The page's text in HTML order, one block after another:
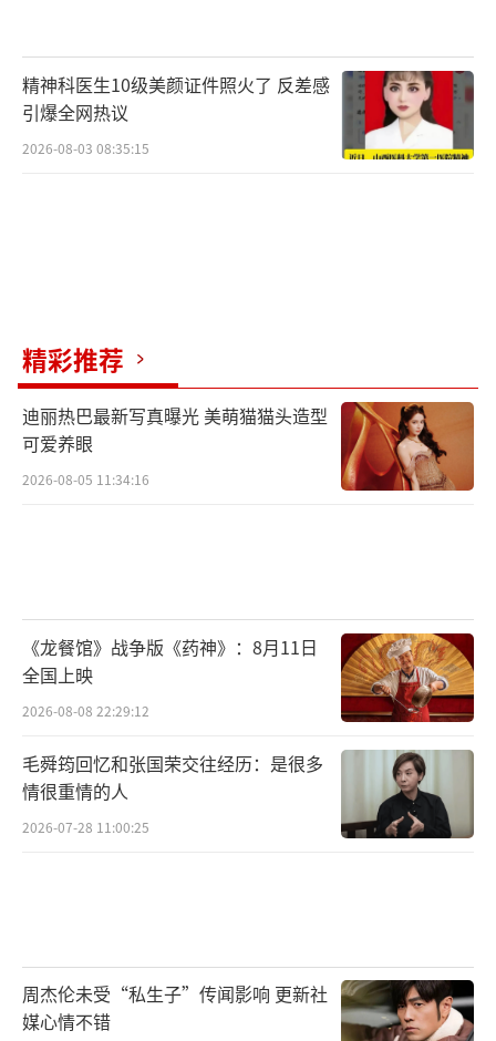
子，街头飙车紧张刺激的氛围必定会点燃夏日
观影热情。
释彦能挑战急速飙车动作场面窒息过瘾
作为嵩山少林寺第32代弟子，习武十一
腿”苦力强。之后他还参演了《导火线》《新
少林寺》等多部经典动作大片。本次他亲自导
演并主演《断卡风暴》解锁飙车技能点，改装
跑车引擎轰鸣的生死竞速堪称相当给力！
精神科医生10级美颜证件照火了 反差感
引爆全网热议
2026-08-03 08:35:15
精彩推荐
迪丽热巴最新写真曝光 美萌猫猫头造型
可爱养眼
2026-08-05 11:34:16
《龙餐馆》战争版《药神》：8月11日
全国上映
2026-08-08 22:29:12
毛舜筠回忆和张国荣交往经历：是很多
情很重情的人
2026-07-28 11:00:25
周杰伦未受“私生子”传闻影响 更新社
媒心情不错